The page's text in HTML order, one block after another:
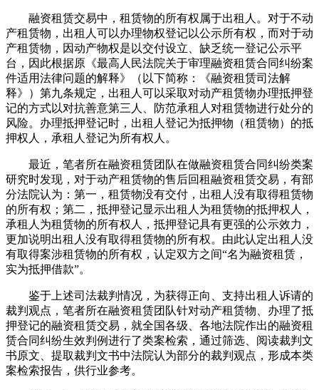
融资租赁交易中，租赁物的所有权属于出租人。对于不动
产租赁物，出租人可以办理物权登记以公示所有权，而对于动
产租赁物，因动产物权是以交付设立、缺乏统一登记公示平
台，因此根据原《最高人民法院关于审理融资租赁合同纠纷案
件适用法律问题的解释》（以下简称：《融资租赁司法解
释》）第九条规定，出租人可以采取对动产租赁物办理抵押登
记的方式以对抗善意第三人、防范承租人对租赁物进行处分的
风险。办理抵押登记时，出租人登记为抵押物（租赁物）的抵
押权人，承租人登记为所有权人。
最近，笔者所在融资租赁团队在做融资租赁合同纠纷类案
研究时发现，对于动产租赁物的售后回租融资租赁交易，有部
分法院认为：第一，租赁物没有交付，出租人没有取得租赁物
的所有权；第二，抵押登记显示出租人为租赁物的抵押权人，
承租人为租赁物的所有权人，抵押登记具有更强的公示效力，
更加说明出租人没有取得租赁物的所有权。由此认定出租人没
有取得案涉租赁物的所有权，认定双方之间“名为融资租赁，
实为抵押借款”。
鉴于上述司法裁判情况，为获得正向、支持出租人诉请的
裁判观点，笔者所在融资租赁团队针对动产租赁物、办理了抵
押登记的融资租赁交易，就全国各级、各地法院作出的融资租
赁合同纠纷生效判例进行了类案检索，通过筛选、阅读裁判文
书原文、提取裁判文书中法院认为部分的裁判观点，形成本类
案检索报告，供行业参考。